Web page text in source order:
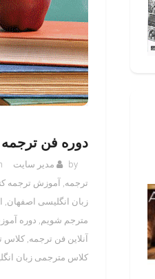
دوره فن ترجمه
by مدیر سایت
ترجمه, آموزش ترجمه
زبان انگلیسی اصفهان,
مترجم شویم, دوره
آنلاین فن ترجمه, کلاس
کلاس مترجمی زبان